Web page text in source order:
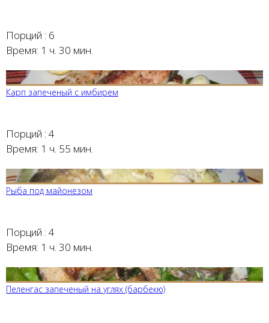
Порций : 6
Время: 1 ч. 30 мин.
Карп запеченый с имбирем
Порций : 4
Время: 1 ч. 55 мин.
Рыба под майонезом
Порций : 4
Время: 1 ч. 30 мин.
Пеленгас запеченый на углях (барбекю)